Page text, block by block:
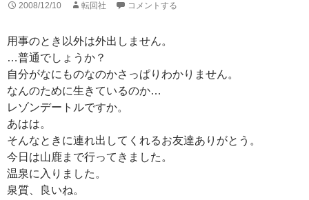
キ
プ
2008/12/10 転回社 コメントする
用事のとき以外は外出しません。
…普通でしょうか？
自分がなにものなのかさっぱりわかりません。
なんのために生きているのか…
レゾンデートルですか。
あはは。
そんなときに連れ出してくれるお友達ありがとう。
今日は山鹿まで行ってきました。
温泉に入りました。
泉質、良いね。